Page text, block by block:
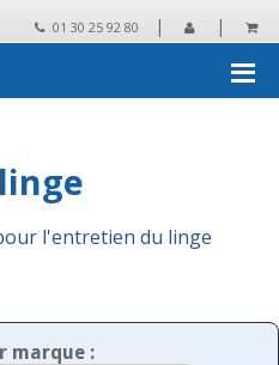
01 30 25 92 80 | |
Nettoyage et Entretien du linge
l'entretien du linge
marque :